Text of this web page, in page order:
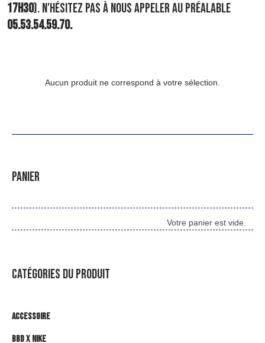
17H30). N'HÉSITEZ PAS À NOUS APPELER AU PRÉALABLE
05.53.54.59.70.
Aucun produit ne correspond à votre sélection.
PANIER
Votre panier est vide.
CATÉGORIES DU PRODUIT
Accessoire
BBD x NIKE